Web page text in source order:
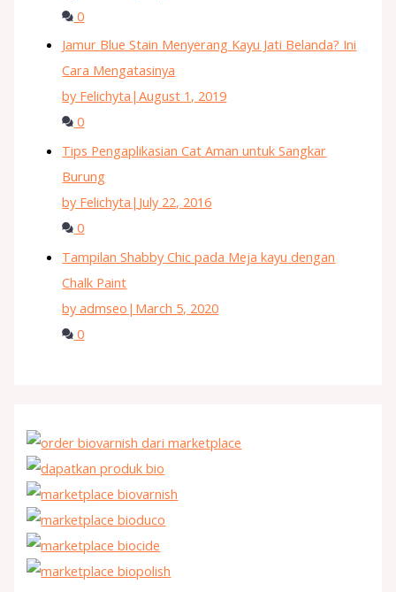
0
Jamur Blue Stain Menyerang Kayu Jati Belanda? Ini
Cara Mengatasinya
by Felichyta |August 1, 2019
0
Tips Pengaplikasian Cat Aman untuk Sangkar
Burung
by Felichyta | July 22, 2016
0
Tampilan Shabby Chic pada Meja kayu dengan
Chalk Paint
by admseo | March 5, 2020
0